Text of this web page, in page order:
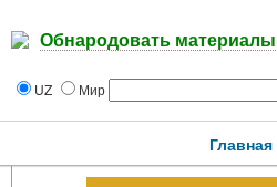
Обнародовать материалы
UZ Мир
Главная